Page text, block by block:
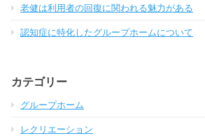
老健は利用者の回復に関われる魅力がある
認知症に特化したグループホームについて
カテゴリー
グループホーム
レクリエーション